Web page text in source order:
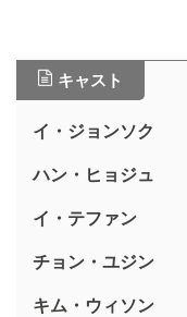
キャスト
イ・ジョンソク
ハン・ヒョジュ
イ・テファン
チョン・ユジン
キム・ウィソン